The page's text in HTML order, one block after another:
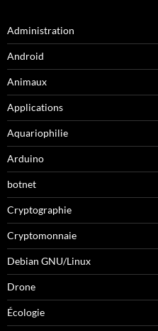
Administration
Android
Animaux
Applications
Aquariophilie
Arduino
botnet
Cryptographie
Cryptomonnaie
Debian GNU/Linux
Drone
Écologie